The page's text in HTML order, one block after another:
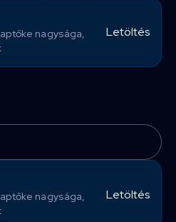
nagysága,
Letöltés
nagysága,
Letöltés